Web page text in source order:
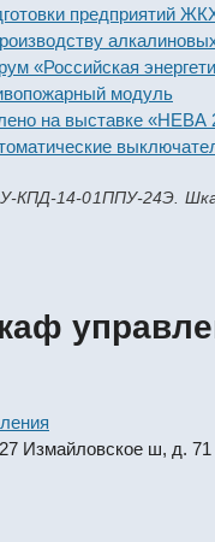
предприятий ЖКХ и
алкалиновых
модуль
выставке «НЕВА 2025»
выключатели
КПД-14-01ППУ-24Э.
Измайловское ш, д. 71